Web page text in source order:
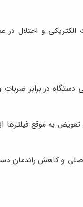
و اختلال در
دستگاه در برابر
به موقع فیلترها
و کاهش راندمان